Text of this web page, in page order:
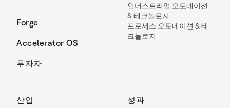
Forge
Accelerator OS
투자자
인더스트리얼 오토메이션
& 테크놀로지
프로세스 오토메이션 & 테
크놀로지
산업 성과